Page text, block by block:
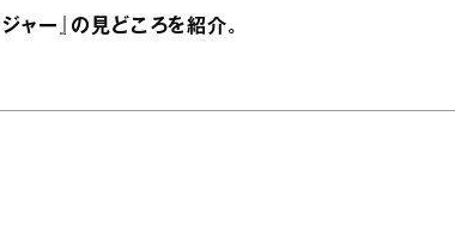
ャー』の見どころを紹介。